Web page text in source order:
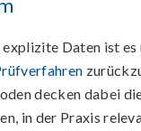
explizite Daten ist
decken dabei
in der Praxis